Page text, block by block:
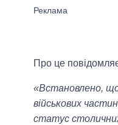
Про це
«Встановлено, що
військових
статус